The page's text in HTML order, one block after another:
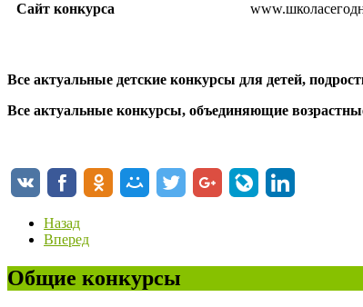
Сайт конкурса
Все актуальные детские конкурсы для детей,
Все актуальные конкурсы, объединяющие
Назад
Вперед
Общие конкурсы